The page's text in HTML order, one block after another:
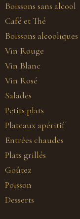
Boissons sans alcool
Café et Thé
Boissons alcooliques
Vin Rouge
Vin Blanc
Vin Rosé
Salades
Petits plats
Plateaux apéritif
Entrées chaudes
Plats grillés
Goûtez
Poisson
Desserts